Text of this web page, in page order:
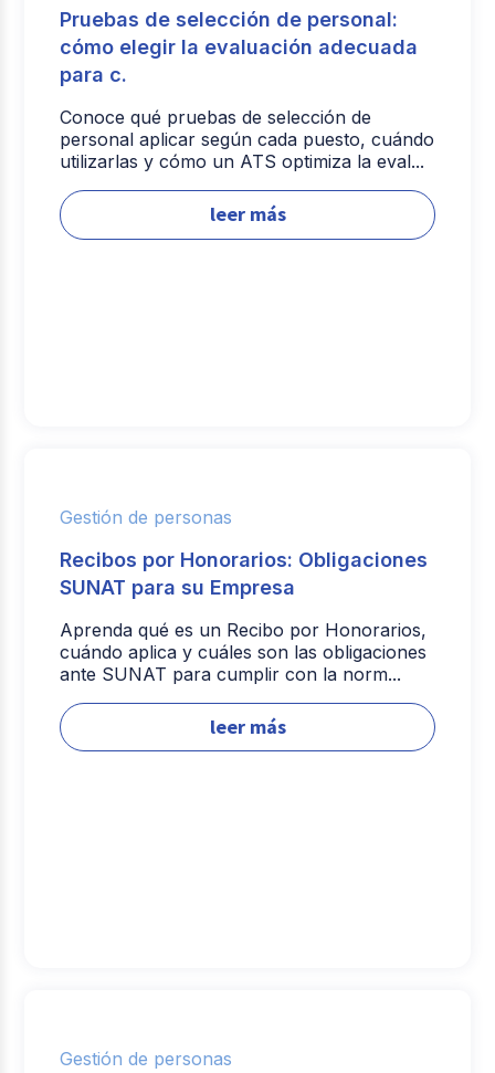
Pruebas de selección de personal:
cómo elegir la evaluación adecuada
para c.
Conoce qué pruebas de selección de
personal aplicar según cada puesto, cuándo
utilizarlas y cómo un ATS optimiza la eval...
leer más
Gestión de personas
Recibos por Honorarios: Obligaciones
SUNAT para su Empresa
Aprenda qué es un Recibo por Honorarios,
cuándo aplica y cuáles son las obligaciones
ante SUNAT para cumplir con la norm...
leer más
Gestión de personas